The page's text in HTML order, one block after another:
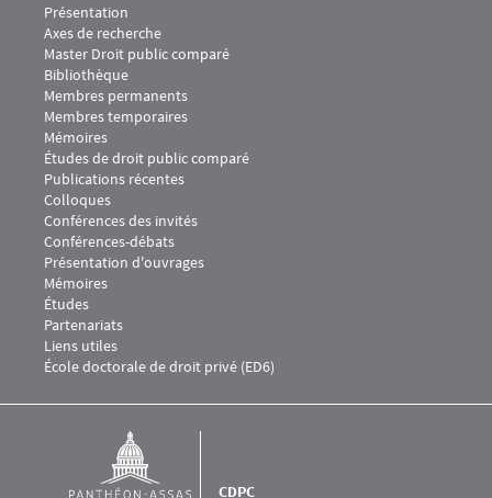
Menu Footer CDPC 1
Présentation
Axes de recherche
Master Droit public comparé
Bibliothèque
Menu Footer CDPC 2
Membres permanents
Membres temporaires
Mémoires
Études de droit public comparé
Menu Footer CDPC 3
Publications récentes
Colloques
Conférences des invités
Conférences-débats
Présentation d'ouvrages
Menu Footer CDPC 4
Mémoires
Études
Menu Footer CDPC 5
Partenariats
Liens utiles
École doctorale de droit privé (ED6)
CDPC